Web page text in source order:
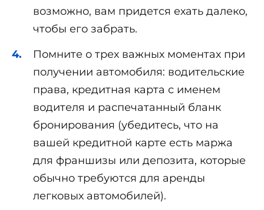
возможно, вам придется ехать далеко,
чтобы его забрать.
Помните о трех важных моментах при
получении автомобиля: водительские
права, кредитная карта с именем
водителя и распечатанный бланк
бронирования (убедитесь, что на
вашей кредитной карте есть маржа
для франшизы или депозита, которые
обычно требуются для аренды
легковых автомобилей).